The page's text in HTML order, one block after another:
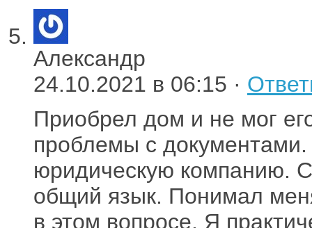
Александр
24.10.2021 в 06:15 ·
Приобрел дом и не мог
проблемы с документами.
юридическую компанию.
общий язык. Понимал
в этом вопросе. Я